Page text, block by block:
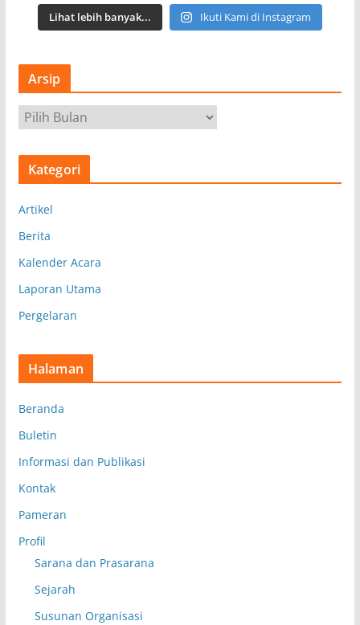
Lihat lebih banyak... Ikuti Kami di Instagram
Arsip
r
s
Kategori
Artikel
Berita
Kalender Acara
Laporan Utama
Pergelaran
Halaman
Beranda
Buletin
Informasi dan Publikasi
Kontak
Pameran
Profil
Sarana dan Prasarana
Sejarah
Susunan Organisasi